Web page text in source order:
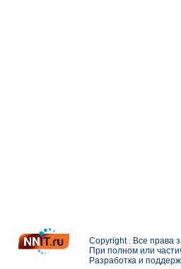
Copyright . Все права
При полном или
Разработка и